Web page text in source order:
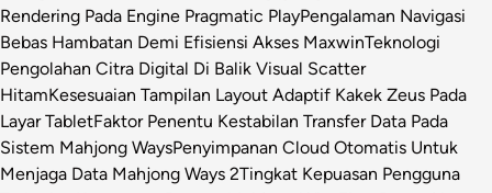
Rendering Pada Engine Pragmatic PlayPengalaman Navigasi
Bebas Hambatan Demi Efisiensi Akses MaxwinTeknologi
Pengolahan Citra Digital Di Balik Visual Scatter
HitamKesesuaian Tampilan Layout Adaptif Kakek Zeus Pada
Layar TabletFaktor Penentu Kestabilan Transfer Data Pada
Sistem Mahjong WaysPenyimpanan Cloud Otomatis Untuk
Menjaga Data Mahjong Ways 2Tingkat Kepuasan Pengguna